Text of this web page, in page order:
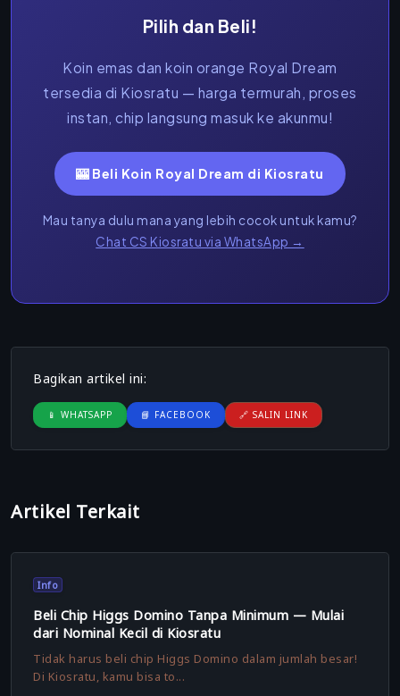
Pilih dan Beli!
Koin emas dan koin orange Royal Dream
tersedia di Kiosratu — harga termurah, proses
instan, chip langsung masuk ke akunmu!
🎰 Beli Koin Royal Dream di Kiosratu
Mau tanya dulu mana yang lebih cocok untuk kamu?
Chat CS Kiosratu via WhatsApp →
Bagikan artikel ini:
📱 WHATSAPP 📘 FACEBOOK 🔗 SALIN LINK
Artikel Terkait
Info
Beli Chip Higgs Domino Tanpa Minimum — Mulai
dari Nominal Kecil di Kiosratu
Tidak harus beli chip Higgs Domino dalam jumlah besar!
Di Kiosratu, kamu bisa to...